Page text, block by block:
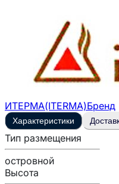
ИТЕРМА(ITERMA)Бренд
Характеристики
Тип размещения
островной
Высота